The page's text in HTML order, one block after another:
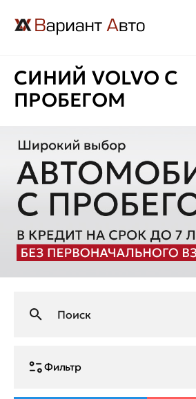
СИНИЙ VOLVO С
ПРОБЕГОМ
Фильтр